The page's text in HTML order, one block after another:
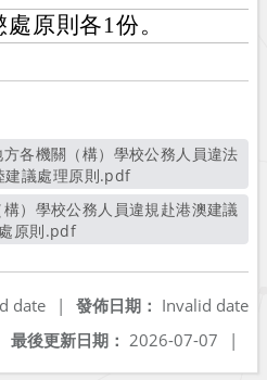
原則各1份。
建議處理原則.pdf另開新視窗
原則.pdf另開新視窗
發佈日期： Invalid date
date
|
最後更新日期： 2026-07-07 |